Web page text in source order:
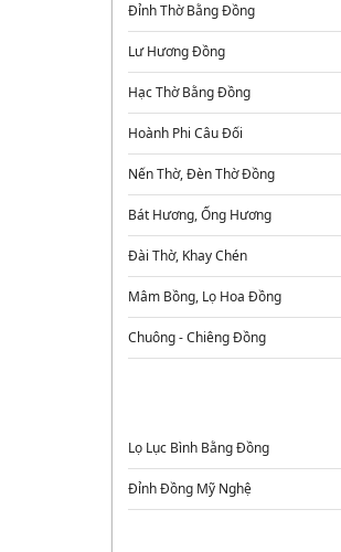
Đỉnh Thờ Bằng Đồng
Lư Hương Đồng
Hạc Thờ Bằng Đồng
Hoành Phi Câu Đối
Nến Thờ, Đèn Thờ Đồng
Bát Hương, Ống Hương
Đài Thờ, Khay Chén
Mâm Bồng, Lọ Hoa Đồng
Chuông - Chiêng Đồng
Lọ Lục Bình Bằng Đồng
Đỉnh Đồng Mỹ Nghệ